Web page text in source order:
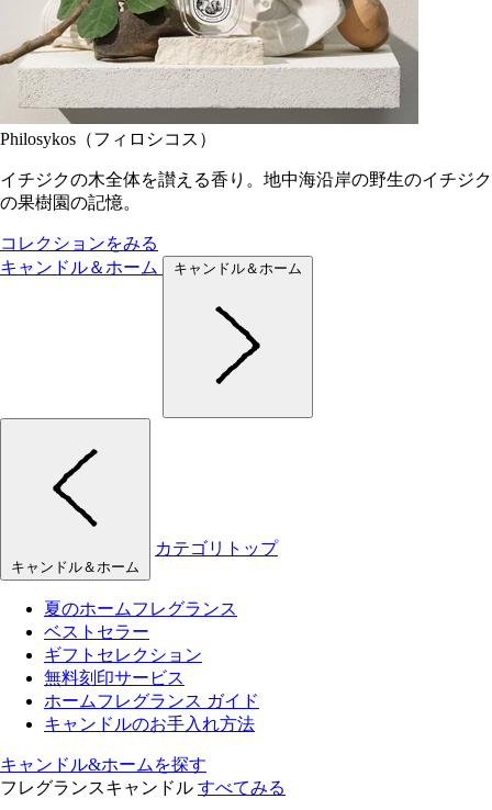
Philosykos（フィロシコス）
イチジクの木全体を讃える香り。地中海沿岸の野生のイチジク
の果樹園の記憶。
コレクションをみる
キャンドル＆ホーム
キャンドル＆ホーム
キャンドル＆ホーム
カテゴリトップ
夏のホームフレグランス
ベストセラー
ギフトセレクション
無料刻印サービス
ホームフレグランス ガイド
キャンドルのお手入れ方法
キャンドル&ホームを探す
フレグランスキャンドル すべてみる